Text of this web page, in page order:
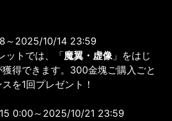
2025/10/14 23:59
トでは、「魔翼・虚像 」をはじ
得できます。300金塊ご購入ごと
を1回プレゼント！
0:00～2025/10/21 23:59